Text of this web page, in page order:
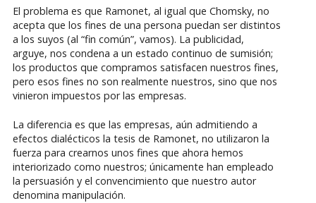
El problema es que Ramonet, al igual que Chomsky, no
acepta que los fines de una persona puedan ser distintos
a los suyos (al “fin común”, vamos). La publicidad,
arguye, nos condena a un estado continuo de sumisión;
los productos que compramos satisfacen nuestros fines,
pero esos fines no son realmente nuestros, sino que nos
vinieron impuestos por las empresas.
La diferencia es que las empresas, aún admitiendo a
efectos dialécticos la tesis de Ramonet, no utilizaron la
fuerza para crearnos unos fines que ahora hemos
interiorizado como nuestros; únicamente han empleado
la persuasión y el convencimiento que nuestro autor
denomina manipulación.